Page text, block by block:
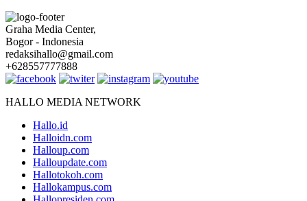
Graha Media Center,
Bogor - Indonesia
redaksihallo@gmail.com
+628557777888
HALLO MEDIA NETWORK
Hallo.id
Halloidn.com
Halloup.com
Halloupdate.com
Hallotokoh.com
Hallokampus.com